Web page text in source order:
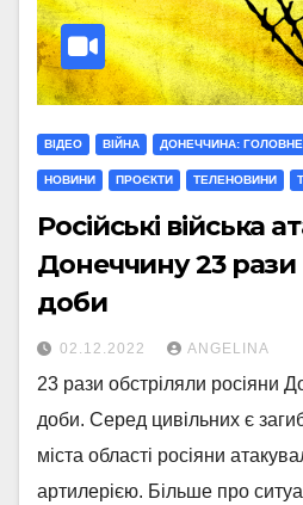
ВІДЕО ВІЙНА ДОНЕЧЧИНА: ГОЛОВНЕ
НОВИНИ ПРОЄКТИ ТЕЛЕНОВИНИ
Російські війська
Донеччину 23
доби
02.12.2022 ANGELINA
23 рази обстріляли росіяни
доби. Серед цивільних є
міста області росіяни
артилерією. Більше про